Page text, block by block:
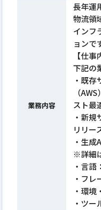
業務内容
長年運
物流領
インフ
ョンで
【仕事
下記の
・既
（
スト最
・新
リリー
・生
※詳細
・言
・フ
・環境
・ツ